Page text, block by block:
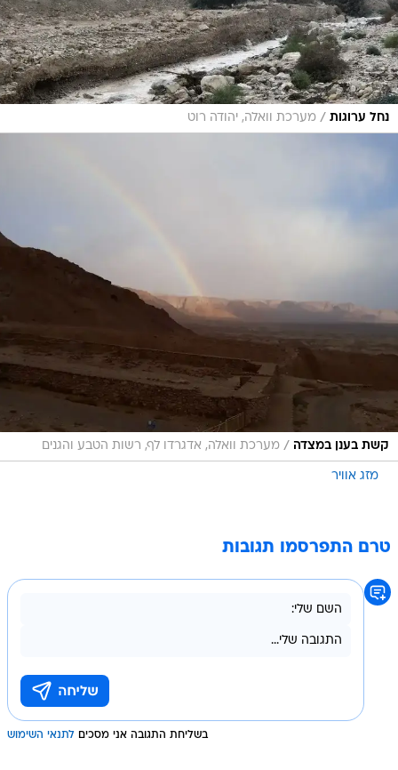
נחל ערוגות / מערכת וואלה, יהודה רוט
קשת בענן במצדה / מערכת וואלה, אדגרדו לף, רשות הטבע והגנים
מזג אוויר
טרם התפרסמו תגובות
בשליחת התגובה אני מסכים לתנאי השימוש